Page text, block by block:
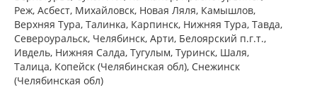
Венарус (табл. п. плен. о. 50 мг+450
мг № 60) Алиум АО (Московская
обл,.рп. Оболенск) Россия
есть в 4 аптеках
от 1 760,00 до 2 079,00
Реж, Асбест, Михайловск, Новая Ляля, Камышлов,
Верхняя Тура, Талинка, Карпинск, Нижняя Тура, Тавда,
Североуральск, Челябинск, Арти, Белоярский п.г.т.,
Ивдель, Нижняя Салда, Тугулым, Туринск, Шаля,
Талица, Копейск (Челябинская обл), Снежинск
(Челябинская обл)